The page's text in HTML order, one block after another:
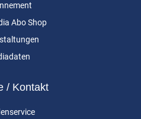
Abo Shop
/ Kontakt